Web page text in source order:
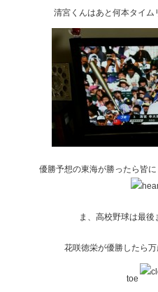
清宮くんはあと何本タイム
優勝予想の東海が勝ったら皆
ま、高校野球は最後
花咲徳栄が優勝したら
toe